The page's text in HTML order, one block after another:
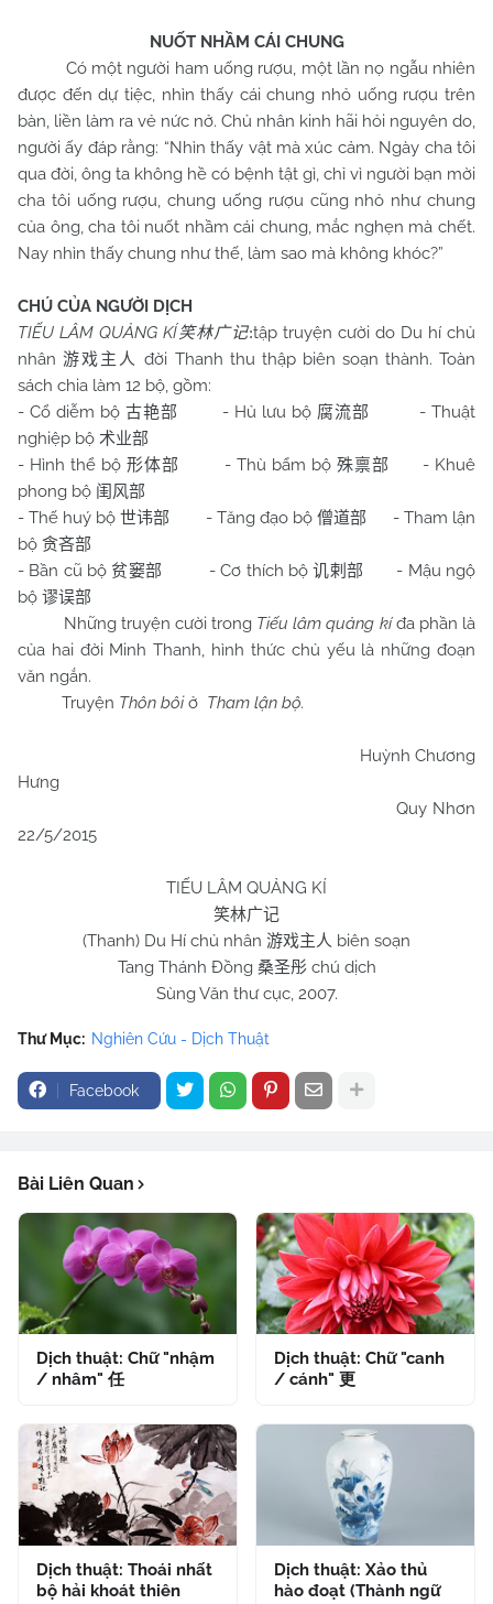
NUỐT NHẦM CÁI CHUNG
Có một người ham uống rượu, một lần nọ ngẫu nhiên
được đến dự tiệc, nhìn thấy cái chung nhỏ uống rượu trên
bàn, liền làm ra vẻ nức nở. Chủ nhân kinh hãi hỏi nguyên do,
người ấy đáp rằng: “Nhìn thấy vật mà xúc cảm. Ngày cha tôi
qua đời, ông ta không hề có bệnh tật gì, chỉ vì người bạn mời
cha tôi uống rượu, chung uống rượu cũng nhỏ như chung
của ông, cha tôi nuốt nhầm cái chung, mắc nghẹn mà chết.
Nay nhìn thấy chung như thế, làm sao mà không khóc?”
CHÚ CỦA NGƯỜI DỊCH
TIẾU LÂM QUẢNG KÍ笑林广记:tập truyện cười do Du hí chủ
nhân游戏主人
đời Thanh thu thập biên soạn thành. Toàn
sách chia làm 12 bộ, gồm:
- Cổ diễm bộ 古艳部 - Hủ lưu bộ 腐流部
- Thuật
nghiệp bộ 术业部
- Hình thể bộ形体部 - Thù bẩm bộ 殊禀部
- Khuê
phong bộ 闺风部
- Thế huý bộ世讳部 - Tăng đạo bộ 僧道部
- Tham lận
bộ 贪吝部
- Bần cũ bộ 贫窭部 - Cơ thích bộ讥剌部
- Mậu ngộ
bộ 谬误部
Những truyện cười trong Tiếu lâm quảng kíđa phần là
của hai đời Minh Thanh, hình thức chủ yếu là những đoạn
văn ngắn.
Truyện Thôn bôiở Tham lận bộ.
Huỳnh Chương
Hưng
Quy Nhơn
22/5/2015
TIẾU LÂM QUẢNG KÍ
笑林广记
(Thanh) Du Hí chủ nhân 游戏主人 biên soạn
Tang Thánh Đồng 桑圣彤chú dịch
Sùng Văn thư cục, 2007.
Thư Mục: Nghiên Cứu - Dịch Thuật
Facebook
Bài Liên Quan
Dịch thuật: Chữ "nhậm
/ nhâm" 任
Dịch thuật: Chữ "canh
/ cánh" 更
Dịch thuật: Thoái nhất
bộ hải khoát thiên
Dịch thuật: Xảo thủ
hào đoạt (Thành ngữ